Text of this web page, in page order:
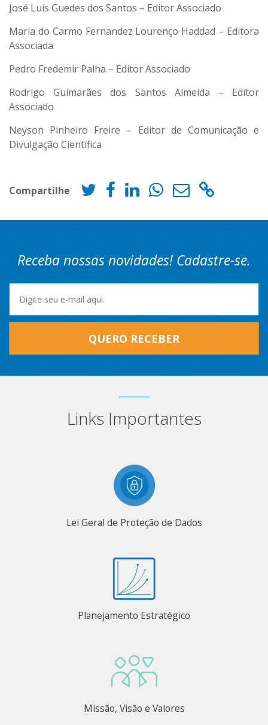
José Luís Guedes dos Santos – Editor Associado
Maria do Carmo Fernandez Lourenço Haddad – Editora
Associada
Pedro Fredemir Palha – Editor Associado
Rodrigo Guimarães dos Santos Almeida – Editor
Associado
Neyson Pinheiro Freire – Editor de Comunicação e
Divulgação Científica
Compartilhe
Receba nossas novidades! Cadastre-se.
QUERO RECEBER
Links Importantes
Lei Geral de Proteção de Dados
Planejamento Estratégico
Missão, Visão e Valores